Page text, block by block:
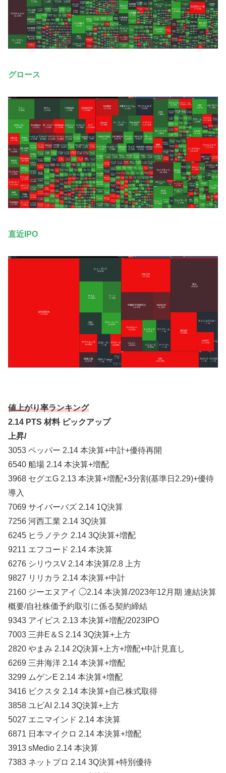
グロース
直近IPO
値上がり率ランキング
2.14 PTS 材料 ピックアップ
上昇/
3053 ペッパー 2.14 本決算+中計+優待再開
6540 船場 2.14 本決算+増配
3968 セグエG 2.13 本決算+増配+3分割(基準日2.29)+優待
導入
7069 サイバーバズ 2.14 1Q決算
7256 河西工業 2.14 3Q決算
6245 ヒラノテク 2.14 3Q決算+増配
9211 エフコード 2.14 本決算
6276 シリウスV 2.14 本決算/2.8 上方
9827 リリカラ 2.14 本決算+中計
2160 ジーエヌアイ ◯2.14 本決算/2023年12月期 連結決算
概要/自社株価予約取引に係る契約締結
9343 アイビス 2.13 本決算+増配/2023IPO
7003 三井E＆S 2.14 3Q決算+上方
2820 やまみ 2.14 2Q決算+上方+増配+中計見直し
6269 三井海洋 2.14 本決算+増配
3299 ムゲンE 2.14 本決算+増配
3416 ピクスタ 2.14 本決算+自己株式取得
3858 ユビAI 2.14 3Q決算+上方
5027 エニマインド 2.14 本決算
6871 日本マイクロ 2.14 本決算+増配
3913 sMedio 2.14 本決算
7383 ネットプロ 2.14 3Q決算+特別優待